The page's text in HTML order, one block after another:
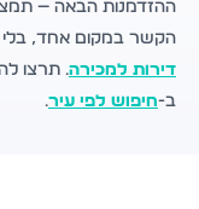
ההזדמנות הבאה —
הקשר במקום אחד, בלי
דירות למכירה. תרצו
ב-חיפוש לפי עיר.